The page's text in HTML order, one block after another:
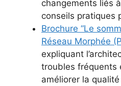
changements liés
conseils pratiques
Brochure “Le
Réseau Morphée
expliquant
troubles fréquents
améliorer la